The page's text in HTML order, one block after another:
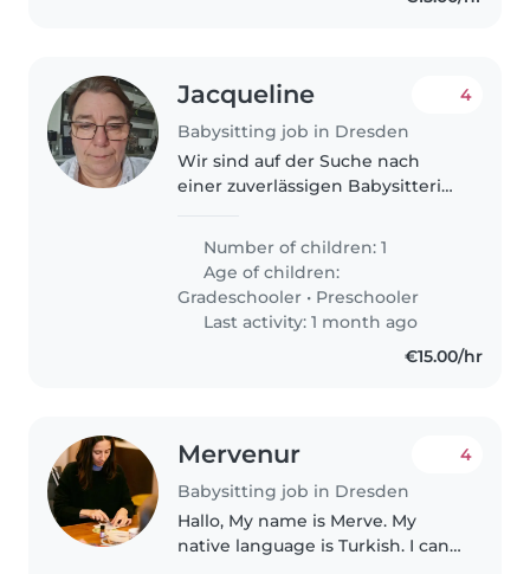
Jacqueline
Babysitting job in Dresden
4
Wir sind auf der Suche nach
einer zuverlässigen Babysitterin
unseren neugierigen, kreativen
und freundlichen Sohn. Er ist im
Vorschul- und Grundschulalter...
Number of children: 1
Age of children:
Gradeschooler • Preschooler
Last activity: 1 month ago
€15.00/hr
Mervenur
Babysitting job in Dresden
4
Hallo, My name is Merve. My
native language is Turkish. I can